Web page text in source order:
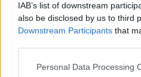
IAB’s list of downstream
also be disclosed by us to third
Downstream Participants that
Please note that this website/
Personal Data Processing
Νέο Audi A2 e-tron με στόχο
αποδοτικότητας